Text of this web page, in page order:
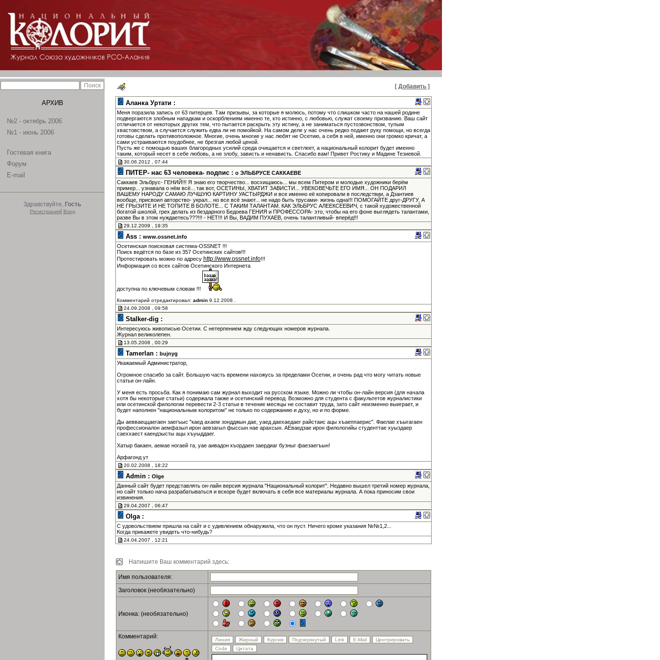
АРХИВ
№2 - октябрь 2006
№1 - июнь 2006
Гостевая книга
Форум
E-mail
Здравствуйте, Гость
Регистрация| Вход
[ Добавить ]
Аланка Уртати :
Меня поразила запись от 63 питерцев. Там призывы, за которые я молюсь, потому что слишком часто на нашей родине
подвергаются злобным нападкам и оскорблениям именно те, кто истинно, с любовью, служат своему призванию. Ваш сайт
отличается от некоторых других тем, что пытается раскрыть эту истину, а не заниматься пустозвонством, тупым
хвастовством, а случается служить едва ли не помойкой. На самом деле у нас очень редко подают руку помощи, но всегда
готовы сделать противоположное. Многие, очень многие у нас любят не Осетию, а себя в ней, именно они громко кричат, а
сами устраиваются поудобнее, не брезгая любой ценой.
Пусть же с помощью ваших благородных усилий среда очищается и светлеет, а национальный колорит будет именно
таким, который несет в себе любовь, а не злобу, зависть и ненависть. Спасибо вам! Привет Ростику и Мадине Тезиевой.
30.06.2012 , 07:44
ПИТЕР- нас 63 человека- подпис : о ЭЛЬБРУСЕ САККАЕВЕ
Саккаев Эльбрус- ГЕНИЙ!!! Я знаю его творчество... восхищаюсь... мы всем Питером и молодые художники берём
пример... узнавала о нём всё... так вот, ОСЕТИНЫ, ХВАТИТ ЗАВИСТИ... УВЕКОВЕЧЬТЕ ЕГО ИМЯ... ОН ПОДАРИЛ
ВАШЕМУ НАРОДУ САМАЮ ЛУЧШУЮ КАРТИНУ УАСТЫРДЖИ и все именно её копировали в последствии, а Дзантиев
вообще, присвоил авторство- украл... но все всё знают... не надо быть трусами- жизнь одна!!! ПОМОГАЙТЕ друг-ДРУГУ, А
НЕ ГРЫЗИТЕ И НЕ ТОПИТЕ В БОЛОТЕ... С ТАКИМ ТАЛАНТАМ. КАК ЭЛЬБРУС АЛЕЕКСЕЕВИЧ, с такой художественной
богатой школой, грех делать из бездарного Бедоева ГЕНИЯ и ПРОФЕССОРА- это, чтобы на его фоне выглядеть талантами,
разве Вы в этом нуждаетесь???!!! - НЕТ!!! И Вы, ВАДИМ ПУХАЕВ, очень талантливый- вперёд!!!
29.12.2009 , 19:35
Ass : www.ossnet.info
Осетинская поисковая система-OSSNET !!!
Поиск ведётся по базе из 357 Осетинских сайтов!!!
Протестировать можно по адресу http://www.ossnet.info!!!
Информация со всех сайтов Осетинского Интернета
доступна по ключевым словам !!!
Комментарий отредактировал: admin9.12.2008 .
24.09.2008 , 09:58
Stalker-dig :
Интересуюсь живописью Осетии. С нетерпением жду следующих номеров журнала.
Журнал великолепен.
13.05.2008 , 00:29
Tamerlan : bujnyg
Уважаемый Администратор,
Огромное спасибо за сайт. Большую часть времени нахожусь за пределами Осетии, и очень рад что могу читать новые
статьи он-лайн.
У меня есть просьба. Как я понимаю сам журнал выходит на русском языке. Можно ли чтобы он-лайн версия (для начала
хотя бы некоторые статьи) содержала также и осетинский перевод. Возможно для студента с факультетов журналистики
или осетинской филологии перевести 2-3 статьи в течение месяцы не составит труда, зато сайт неизменно выиграет, и
будет наполнен "национальным колоритом" не только по содержанию и духу, но и по форме.
Ды аевваеццаегаен заегъыс "каед ахаем зондджын дае, уаед даехаедаег райстаис ацы хъаеппаерис". Фаелае хъыгагаен
профессионалон аемфазыл ирон аевзагыл фыссын нае арахсын. АЕваедзае ирон филологийы студенттае хуыздаер
саеххаест каендзысты ацы хъуыддаег.
Хатыр бакаен, аемае ногаей та, уае аивадон къордаен заердиаг бузныг фаезаегъын!
Арфагонд ут
20.02.2008 , 18:22
Admin : Olge
Данный сайт будет представлять он-лайн версия журнала "Национальный колорит". Недавно вышел третий номер журнала,
но сайт только нача разрабатываться и вскоре будет включать в себя все материалы журнала. А пока приносим свои
извинения.
29.04.2007 , 06:47
Olga :
С удовольствием пришла на сайт и с удивлением обнаружила, что он пуст. Ничего кроме указания №№1,2...
Когда прикажете увидеть что-нибудь?
24.04.2007 , 12:21
Напишите Ваш комментарий здесь:
Имя пользователя:
Заголовок (необязательно)
Иконка: (необязательно)
Комментарий: